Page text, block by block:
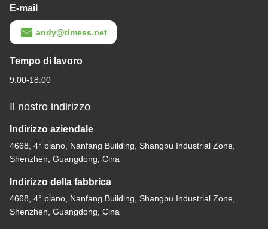
E-mail
andy@timess.net
Tempo di lavoro
9:00-18:00
Il nostro indirizzo
Indirizzo aziendale
4668, 4° piano, Nanfang Building, Shangbu Industrial Zone,
Shenzhen, Guangdong, Cina
Indirizzo della fabbrica
4668, 4° piano, Nanfang Building, Shangbu Industrial Zone,
Shenzhen, Guangdong, Cina